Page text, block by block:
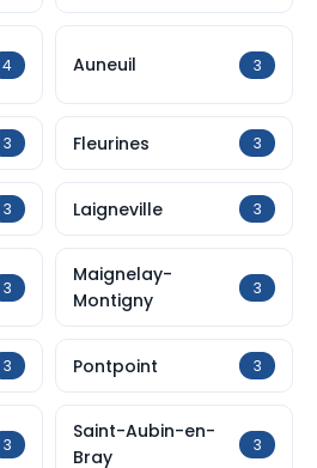
4 Auneuil 3
3 Fleurines 3
3 Laigneville 3
3
Maignelay-
Montigny
3
3 Pontpoint 3
3
Saint-Aubin-en-
Bray
3